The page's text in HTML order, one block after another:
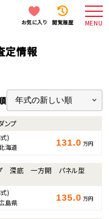
お気に入り 閲覧履歴 MENU
定情報
ンプ
)
海道 131.0 万円
プ 深底 一方開 パネル型
)
島県 135.0 万円